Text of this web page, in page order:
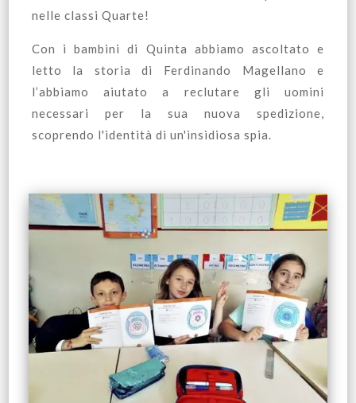
nelle classi Quarte!
Con i bambini di Quinta abbiamo ascoltato e
letto la storia di Ferdinando Magellano e
l’abbiamo aiutato a reclutare gli uomini
necessari per la sua nuova spedizione,
scoprendo l'identità di un'insidiosa spia.